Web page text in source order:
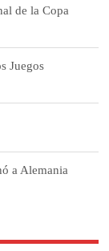
de la Copa
Juegos
a Alemania